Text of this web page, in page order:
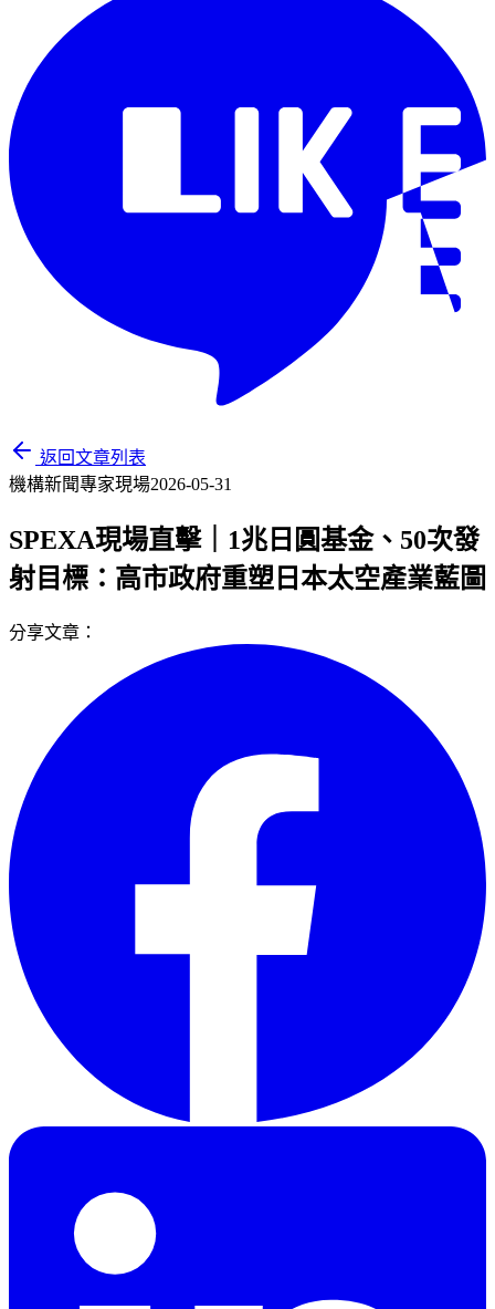
返回文章列表
機構新聞專家現場2026-05-31
SPEXA現場直擊｜1兆日圓基金、50次發
射目標：高市政府重塑日本太空產業藍圖
分享文章：